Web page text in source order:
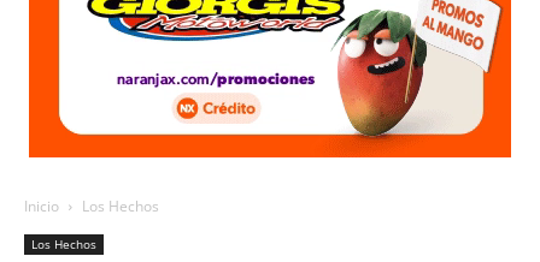
Inicio Los Hechos
Los Hechos